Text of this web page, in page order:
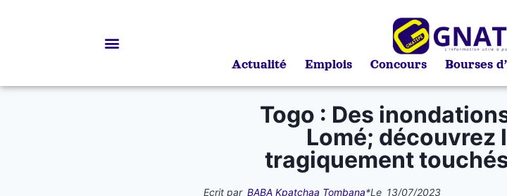
Actualité Emplois Concours Bourses
Togo : Des
Lomé; découvrez
tragiquement
Ecrit par BABA Kpatchaa Tombana*Le 13/07/2023